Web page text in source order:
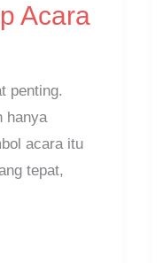
Acara
penting.
hanya
acara itu
tepat,